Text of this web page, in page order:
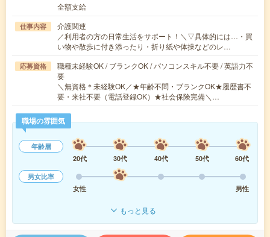
全額支給
仕事内容
介護関連
／利用者の方の日常生活をサポート！＼▽具体的には…・買
い物や散歩に付き添ったり・折り紙や体操などのレ…
応募資格
職種未経験OK / ブランクOK / パソコンスキル不要 / 英語力不
要
＼無資格＊未経験OK／★年齢不問・ブランクOK★履歴書不
要・来社不要（電話登録OK）★社会保険完備＼…
職場の雰囲気
年齢層
20代
30代 40代 50代
60代
男女比率
女性
男性
もっと見る